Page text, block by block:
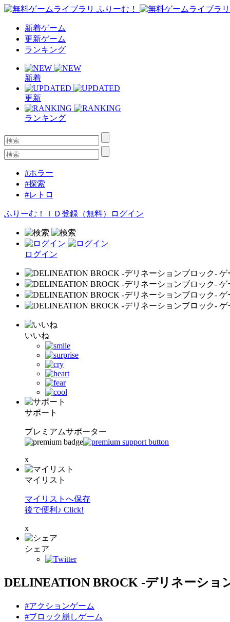
新着ゲーム
更新ゲーム
ランキング
新着
更新
ランキング
#ホラー
#探索
#レトロ
ふりーむ！ＩＤ登録（無料） ログイン
ログイン
いいね
サポート
プレミアムサポーター
x
マイリスト
マイリストへ保存
後で便利♪ Click!
x
シェア
DELINEATION BROCK -デリネーショ
#アクションゲーム
#ブロック崩しゲーム